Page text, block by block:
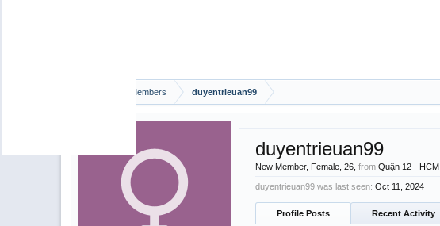
Members duyentrieuan99
duyentrieuan99
New Member, Female, 26, from Quận 12 - HCM
duyentrieuan99 was last seen: Oct 11, 2024
Profile Posts Recent Activity